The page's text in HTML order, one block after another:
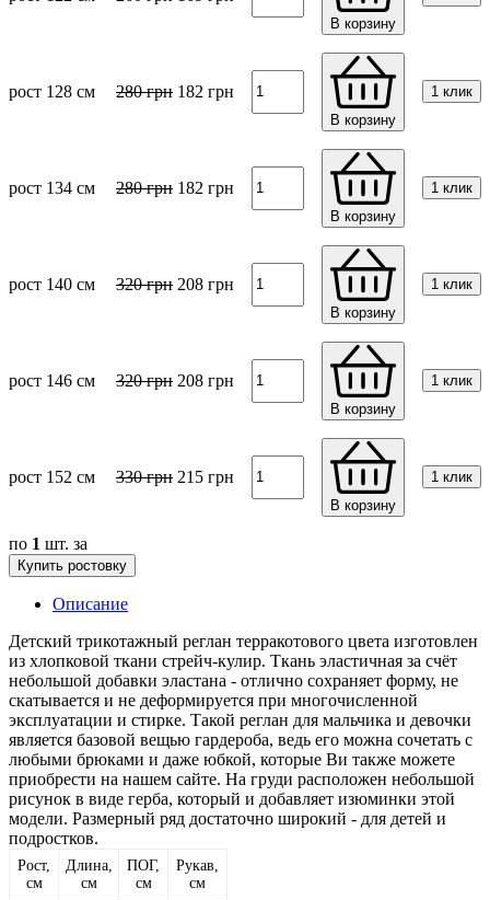
В корзину
рост 128 см 280грн 182 грн
В корзину
1 клик
рост 134 см 280грн 182 грн
В корзину
1 клик
рост 140 см 320грн 208 грн
В корзину
1 клик
рост 146 см 320грн 208 грн
В корзину
1 клик
рост 152 см 330грн 215 грн
В корзину
1 клик
по 1 шт. за
Купить ростовку
Описание
Детский трикотажный реглан терракотового цвета изготовлен
из хлопковой ткани стрейч-кулир. Ткань эластичная за счёт
небольшой добавки эластана - отлично сохраняет форму, не
скатывается и не деформируется при многочисленной
эксплуатации и стирке. Такой реглан для мальчика и девочки
является базовой вещью гардероба, ведь его можна сочетать с
любыми брюками и даже юбкой, которые Ви также можете
приобрести на нашем сайте. На груди расположен небольшой
рисунок в виде герба, который и добавляет изюминки этой
модели. Размерный ряд достаточно широкий - для детей и
подростков.
Рост,
см
Длина,
см
ПОГ,
см
Рукав,
см